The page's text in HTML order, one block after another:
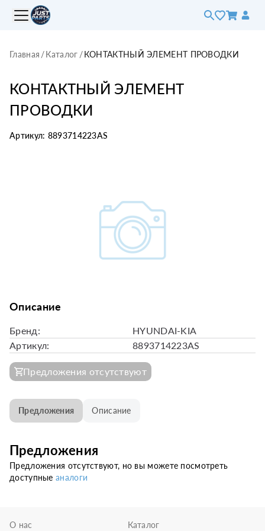
Главная /Каталог /КОНТАКТНЫЙ ЭЛЕМЕНТ ПРОВОДКИ
КОНТАКТНЫЙ ЭЛЕМЕНТ
ПРОВОДКИ
Артикул: 8893714223AS
Описание
Бренд:
HYUNDAI-KIA
Артикул:
8893714223AS
Предложения отсутствуют
Предложения Описание
Предложения
Предложения отсутствуют, но вы можете посмотреть
доступныеаналоги
О нас
Каталог